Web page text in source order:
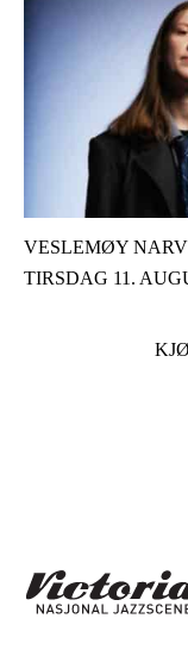
VESLEMØY
TIRSDAG 11.